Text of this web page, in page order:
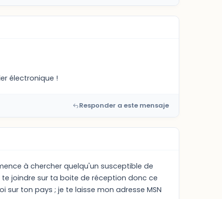
électronique !
Responder a este mensaje
à chercher quelqu'un susceptible de
joindre sur ta boite de réception donc ce
ton pays ; je te laisse mon adresse MSN